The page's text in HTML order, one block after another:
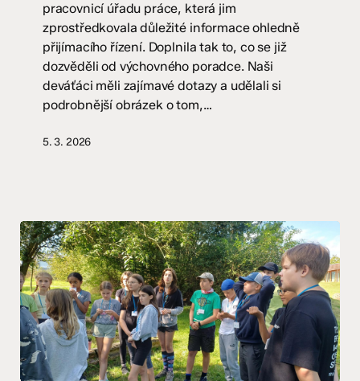
ročník
pracovnicí úřadu práce, která jim
zprostředkovala důležité informace ohledně
přijímacího řízení. Doplnila tak to, co se již
dozvěděli od výchovného poradce. Naši
deváťáci měli zajímavé dotazy a udělali si
podrobnější obrázek o tom,…
5. 3. 2026